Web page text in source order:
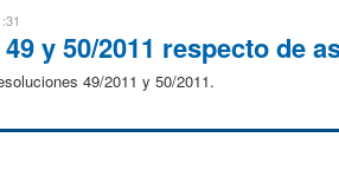
y 50/2011 respecto de
49/2011 y 50/2011.